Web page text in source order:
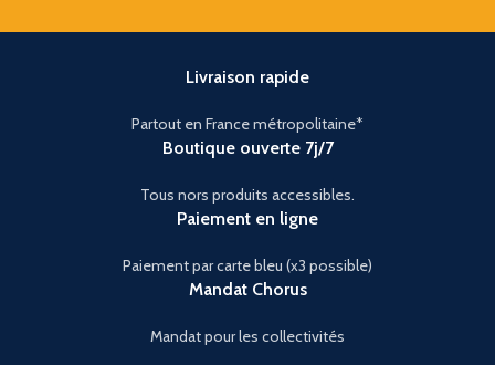
Livraison rapide
Partout en France métropolitaine*
Boutique ouverte 7j/7
Tous nors produits accessibles.
Paiement en ligne
Paiement par carte bleu (x3 possible)
Mandat Chorus
Mandat pour les collectivités